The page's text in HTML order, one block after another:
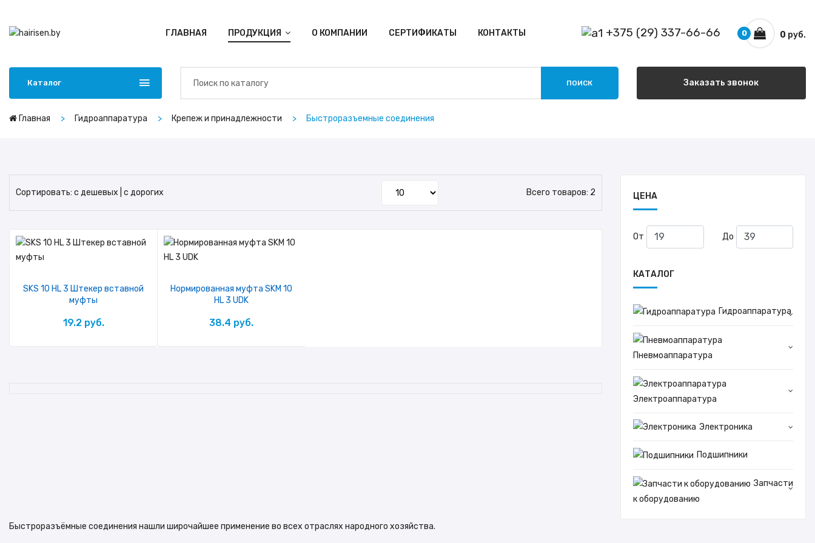
ГЛАВНАЯ ПРОДУКЦИЯ О КОМПАНИИ СЕРТИФИКАТЫ КОНТАКТЫ +375 (29) 337-66-66 0 руб.
0
Каталог ПОИСК Заказать звонок
Главная Гидроаппаратура Крепеж и принадлежности Быстроразъемные соединения
Сортировать: с дешевых с дорогих Всего товаров: 2
SKS 10 HL 3 Штекер вставной
муфты
19.2 руб.
Нормированная муфта SKM 10
HL 3 UDK
38.4 руб.
ЦЕНА
От До
КАТАЛОГ
Гидроаппаратура
Пневмоаппаратура
Электроаппаратура
Электроника
Подшипники
Запчасти
к оборудованию
Быстроразъёмные соединения нашли широчайшее применение во всех отраслях народного хозяйства.